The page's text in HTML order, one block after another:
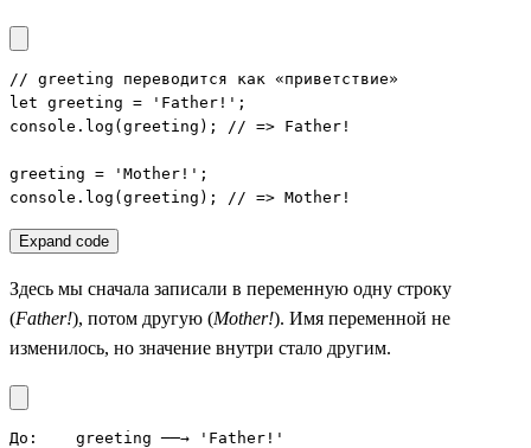
// greeting переводится как «приветствие»
let greeting = 'Father!';
console.log(greeting); // => Father!
greeting = 'Mother!';
console.log(greeting); // => Mother!
Expand code
Здесь мы сначала записали в переменную одну строку
(Father!), потом другую (Mother!). Имя переменной не
изменилось, но значение внутри стало другим.
До:    greeting ──→ 'Father!'